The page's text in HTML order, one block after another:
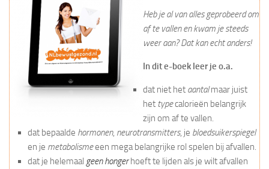
Heb je al van alles geprobeerd om
af te vallen en kwam je steeds
weer aan? Dat kan echt anders!
In dit e-boek leer je o.a.
dat niet het aantalmaar juist
het typecalorieën belangrijk
zijn om af te vallen.
dat bepaalde hormonen, neurotransmitters, je bloedsuikerspiegel
en je metabolismeeen mega belangrijke rol spelen bij afvallen.
dat je helemaal geen hongerhoeft te lijden als je wilt afvallen